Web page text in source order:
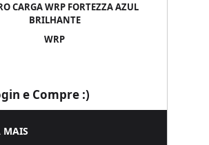
CARGA WRP FORTEZZA AZUL
BRILHANTE
WRP
e Compre :)
MAIS